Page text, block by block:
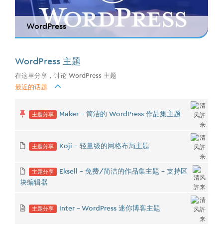
WordPress
WordPress 主题
在这里分享，讨论 WordPress 主题
最近的话题
主题分享 Maker - 简洁的 WordPress 作品集主题
主题分享 Koji - 轻量级的网格布局主题
主题分享
Eksell - 免费/简洁的作品集主题 - 支持区
块编辑器
主题分享 Inter - WordPress 迷你博客主题